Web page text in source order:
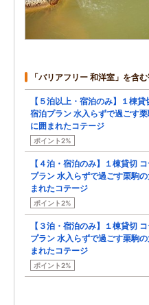
「バリアフリー 和洋室」を含
【５泊以上・宿泊のみ】１棟
宿泊プラン 水入らずで過ごす
に囲まれたコテージ
ポイント2%
【４泊・宿泊のみ】１棟貸切
プラン 水入らずで過ごす栗駒
まれたコテージ
ポイント2%
【３泊・宿泊のみ】１棟貸切
プラン 水入らずで過ごす栗駒
まれたコテージ
ポイント2%